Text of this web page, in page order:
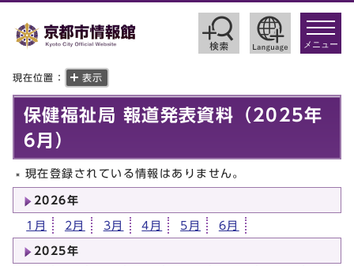
toggle
メニュー
現在位置： 表示
保健福祉局 報道発表資料（2025年
6月）
現在登録されている情報はありません。
2026年
1月 2月 3月 4月 5月 6月
2025年